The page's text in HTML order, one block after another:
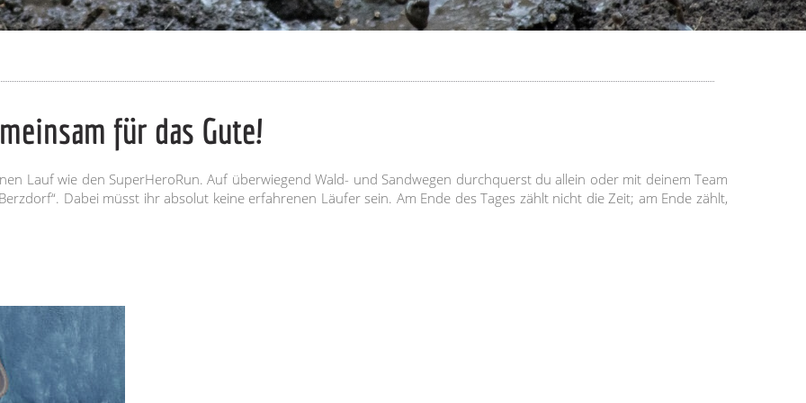
für das Gute!
Lauf wie den SuperHeroRun. Auf überwiegend Wald- und Sandwegen durchquerst du allein oder mit deinem Team
Dabei müsst ihr absolut keine erfahrenen Läufer sein. Am Ende des Tages zählt nicht die Zeit; am Ende zählt,